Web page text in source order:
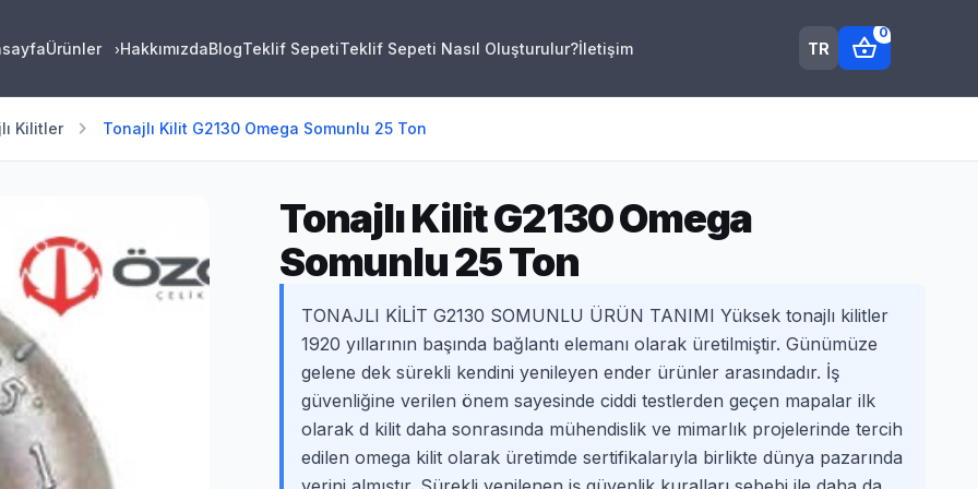
Ürünler ›HakkımızdaBlogTeklif SepetiTeklif Sepeti Nasıl Oluşturulur?İletişim TR shopping_basket
0
Kilitler chevron_right Tonajlı Kilit G2130 Omega Somunlu 25 Ton
Tonajlı Kilit G2130 Omega
Somunlu 25 Ton
TONAJLI KİLİT G2130 SOMUNLU ÜRÜN TANIMI Yüksek tonajlı kilitler
1920 yıllarının başında bağlantı elemanı olarak üretilmiştir. Günümüze
gelene dek sürekli kendini yenileyen ender ürünler arasındadır. İş
güvenliğine verilen önem sayesinde ciddi testlerden geçen mapalar ilk
olarak d kilit daha sonrasında mühendislik ve mimarlık projelerinde tercih
edilen omega kilit olarak üretimde sertifikalarıyla birlikte dünya pazarında